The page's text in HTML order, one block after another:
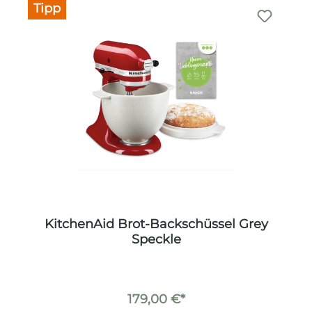
Tipp
KitchenAid Brot-Backschüssel Grey
Speckle
179,00 €*